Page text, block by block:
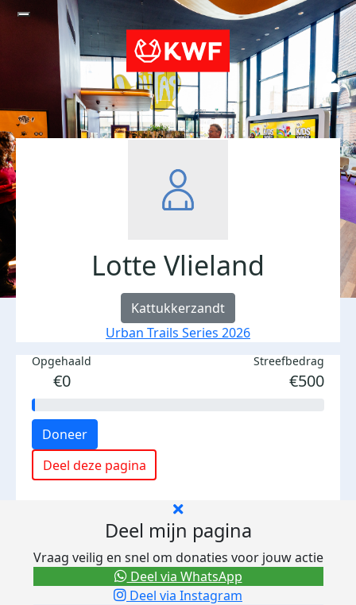
Lotte Vlieland
Kattukkerzandt
Urban Trails Series 2026
Opgehaald
€0
Streefbedrag
€500
Doneer
Deel deze pagina
Deel mijn pagina
Vraag veilig en snel om donaties voor jouw actie
Deel via Instagram
Deel via WhatsApp